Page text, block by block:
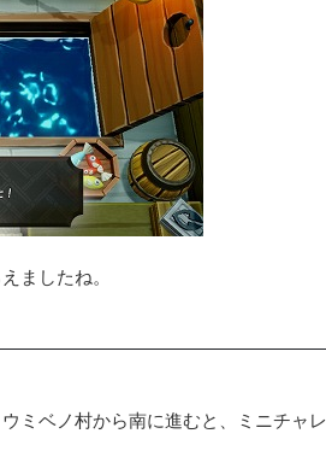
ましたね。
ミベノ村から南に進むと、ミニチャレ